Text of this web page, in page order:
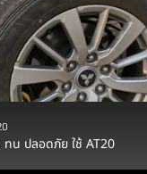
น ปลอดภัย ใช้ AT20